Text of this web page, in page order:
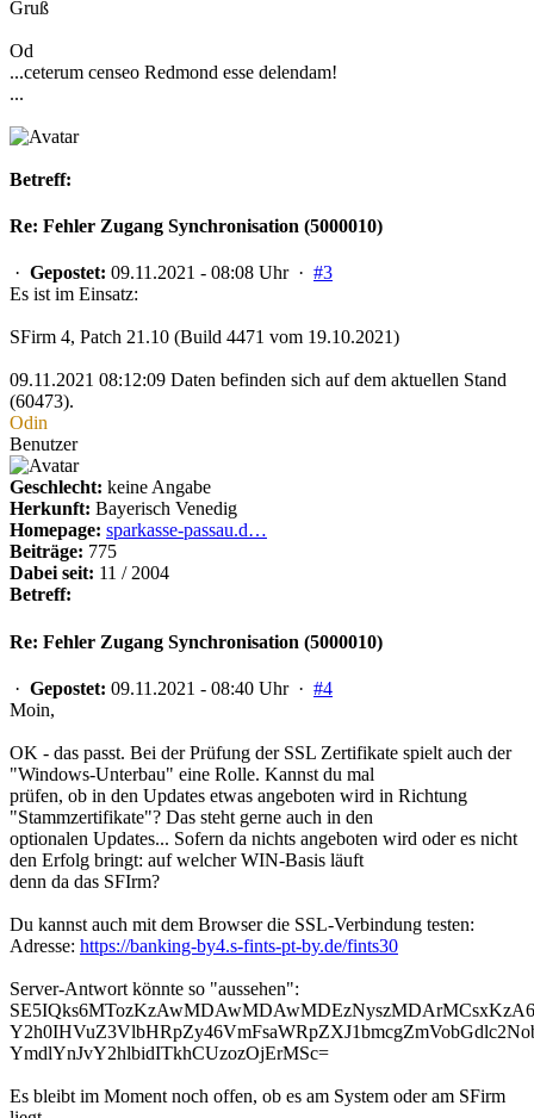
Gruß
Od
...ceterum censeo Redmond esse delendam!
...
Betreff:
Re: Fehler Zugang Synchronisation (5000010)
· Gepostet: 09.11.2021 - 08:08 Uhr · #3
Es ist im Einsatz:
SFirm 4, Patch 21.10 (Build 4471 vom 19.10.2021)
09.11.2021 08:12:09 Daten befinden sich auf dem aktuellen Stand
(60473).
Odin
Benutzer
Geschlecht: keine Angabe
Herkunft: Bayerisch Venedig
Homepage: sparkasse-passau.d…
Beiträge: 775
Dabei seit: 11 / 2004
Betreff:
Re: Fehler Zugang Synchronisation (5000010)
· Gepostet: 09.11.2021 - 08:40 Uhr · #4
Moin,
OK - das passt. Bei der Prüfung der SSL Zertifikate spielt auch der
"Windows-Unterbau" eine Rolle. Kannst du mal
prüfen, ob in den Updates etwas angeboten wird in Richtung
"Stammzertifikate"? Das steht gerne auch in den
optionalen Updates... Sofern da nichts angeboten wird oder es nicht
den Erfolg bringt: auf welcher WIN-Basis läuft
denn da das SFIrm?
Du kannst auch mit dem Browser die SSL-Verbindung testen:
Adresse: https://banking-by4.s-fints-pt-by.de/fints30
Server-Antwort könnte so "aussehen":
YmdlYnJvY2hlbidITkhCUzozOjErMSc=
Es bleibt im Moment noch offen, ob es am System oder am SFirm